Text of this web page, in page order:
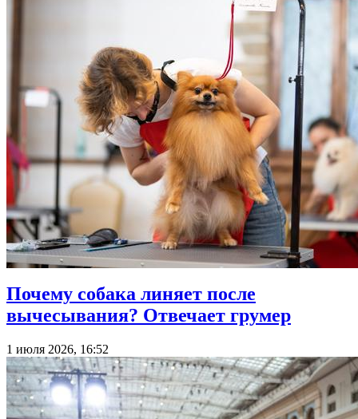
Почему собака линяет после
вычесывания? Отвечает грумер
1 июля 2026, 16:52